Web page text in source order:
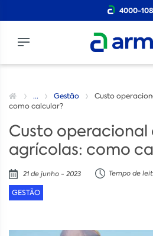
4000-
... Gestão
Custo
como calcular?
Custo operacional
agrícolas: como
21 de junho - 2023 Tempo de
GESTÃO